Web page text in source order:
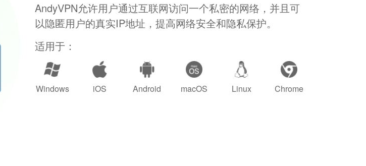
AndyVPN允许用户通过互联网访问一个私密的网络，并且可
以隐匿用户的真实IP地址，提高网络安全和隐私保护。
适用于：
Windows iOS Android macOS Linux Chrome